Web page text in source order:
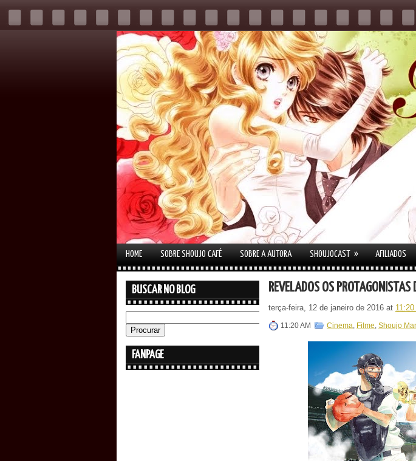
HOME SOBRE SHOUJO CAFÉ SOBRE A AUTORA SHOUJOCAST » AFILIADOS
BUSCAR NO BLOG
FANPAGE
REVELADOS OS PROTAGONISTAS
terça-feira, 12 de janeiro de 2016 at 11:20
11:20 AM Cinema, Filme, Shoujo